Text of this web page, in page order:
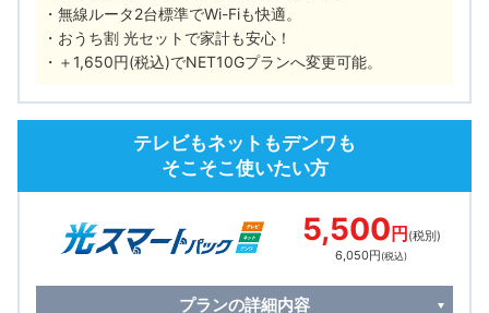
無線ルータ2台標準でWi-Fiも快適。
おうち割 光セットで家計も安心！
＋1,650円(税込)でNET10Gプランへ変更可能。
テレビもネットもデンワも
そこそこ使いたい方
5,500円(税別)
6,050円(税込)
プランの詳細内容